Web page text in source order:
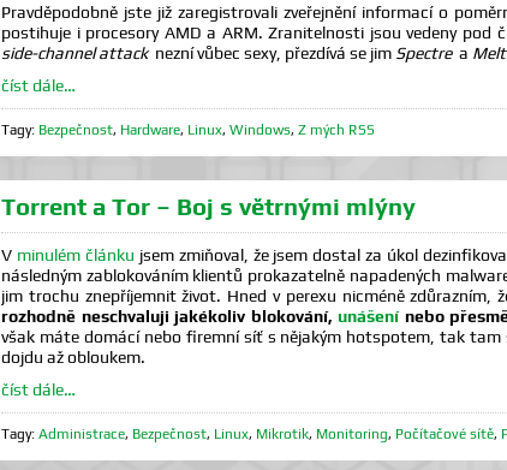
Pravděpodobně jste již zaregistrovali zveřejnění informací o
postihuje i procesory AMD a ARM. Zranitelnosti jsou vedeny pod
side-channel attack nezní vůbec sexy, přezdívá se jim Spectre a
číst dále…
Tagy: Bezpečnost, Hardware, Linux, Windows, Z mých RSS
Torrent a Tor – Boj s větrnými mlýny
V minulém článku jsem zmiňoval, že jsem dostal za úkol
následným zablokováním klientů prokazatelně napadených
jim trochu znepříjemnit život. Hned v perexu nicméně zdůrazním,
rozhodně neschvaluji jakékoliv blokování,unášenínebo
však máte domácí nebo firemní síť s nějakým hotspotem, tak
dojdu až obloukem.
číst dále…
Tagy: Administrace, Bezpečnost, Linux, Mikrotik, Monitoring, Počítačové sítě,